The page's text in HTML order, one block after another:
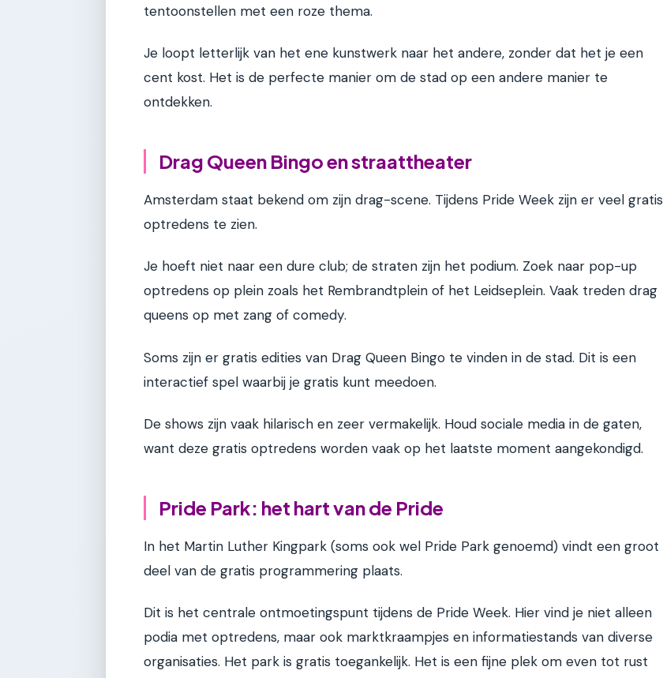
tentoonstellen met een roze thema.
Je loopt letterlijk van het ene kunstwerk naar het andere, zonder dat het je een
cent kost. Het is de perfecte manier om de stad op een andere manier te
ontdekken.
Drag Queen Bingo en straattheater
Amsterdam staat bekend om zijn drag-scene. Tijdens Pride Week zijn er veel gratis
optredens te zien.
Je hoeft niet naar een dure club; de straten zijn het podium. Zoek naar pop-up
optredens op plein zoals het Rembrandtplein of het Leidseplein. Vaak treden drag
queens op met zang of comedy.
Soms zijn er gratis edities van Drag Queen Bingo te vinden in de stad. Dit is een
interactief spel waarbij je gratis kunt meedoen.
De shows zijn vaak hilarisch en zeer vermakelijk. Houd sociale media in de gaten,
want deze gratis optredens worden vaak op het laatste moment aangekondigd.
Pride Park: het hart van de Pride
In het Martin Luther Kingpark (soms ook wel Pride Park genoemd) vindt een groot
deel van de gratis programmering plaats.
Dit is het centrale ontmoetingspunt tijdens de Pride Week. Hier vind je niet alleen
podia met optredens, maar ook marktkraampjes en informatiestands van diverse
organisaties. Het park is gratis toegankelijk. Het is een fijne plek om even tot rust